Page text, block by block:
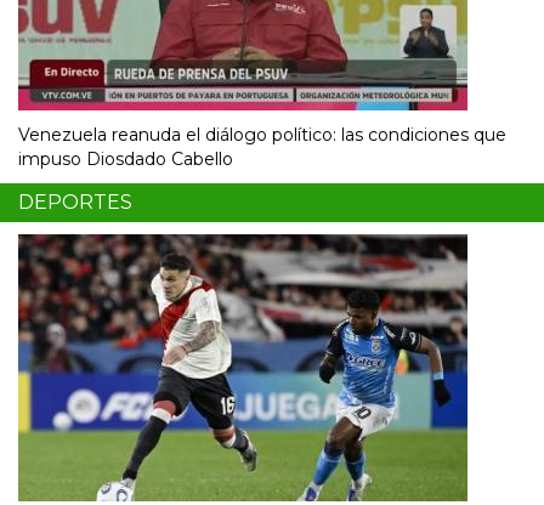
Venezuela reanuda el diálogo político: las condiciones que
impuso Diosdado Cabello
DEPORTES